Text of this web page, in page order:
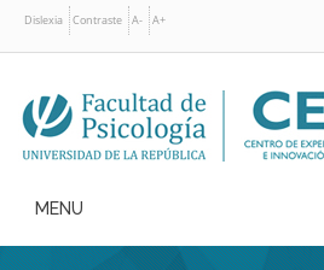
Pasar
contenido
Dislexia Contraste A- A+